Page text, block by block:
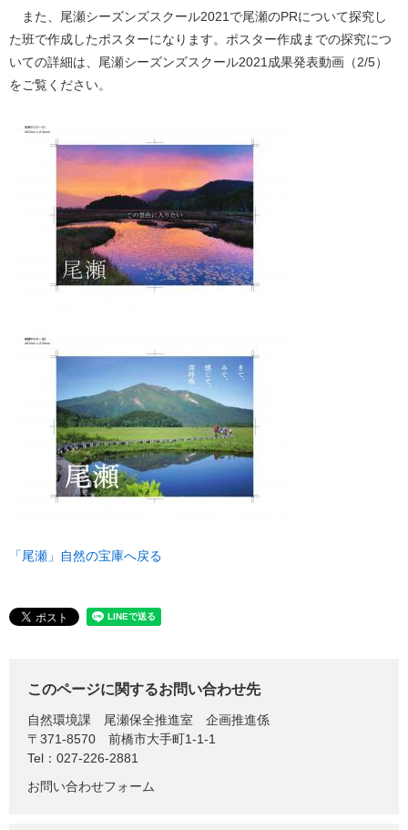
また、尾瀬シーズンズスクール2021で尾瀬のPRについて探究し
た班で作成したポスターになります。ポスター作成までの探究につ
いての詳細は、尾瀬シーズンズスクール2021成果発表動画（2/5）
をご覧ください。
「尾瀬」自然の宝庫へ戻る
このページに関するお問い合わせ先
自然環境課
尾瀬保全推進室 企画推進係
〒371-8570
前橋市大手町1-1-1
Tel：027-226-2881
お問い合わせフォーム